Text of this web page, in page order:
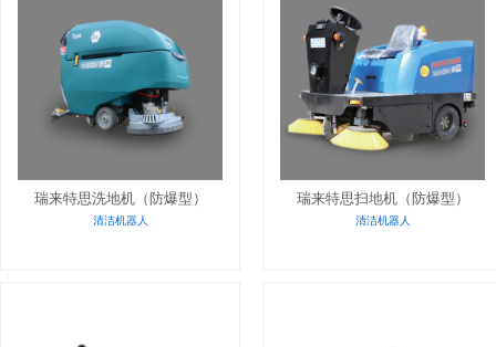
瑞来特思洗地机（防爆型）
清洁机器人
瑞来特思扫地机（防爆型）
清洁机器人